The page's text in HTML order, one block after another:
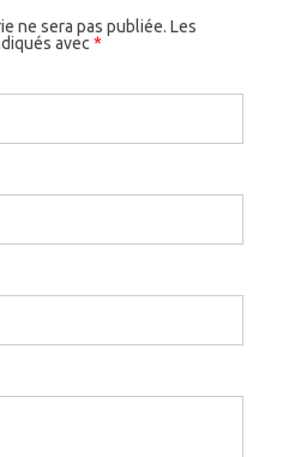
ne sera pas publiée. Les
avec *